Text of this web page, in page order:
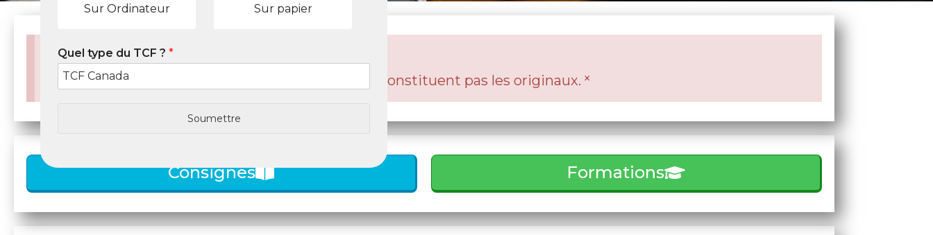
Sur Ordinateur Sur papier
Quel type du TCF ? *
Soumettre
Attention!
Ces contenus sont inspirés de vrais essais ! Ils ne constituent pas les originaux. ×
Consignes Formations